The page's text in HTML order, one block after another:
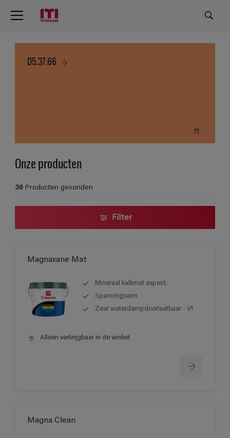
D5.37.66
Onze producten
36 Producten gevonden
Filter
Magnaxane Mat
Mineraal kalkmat aspect.
Spanningsarm
Zeer waterdampdoorlaatbaar - V1
Alleen verkrijgbaar in de winkel
Magna Clean